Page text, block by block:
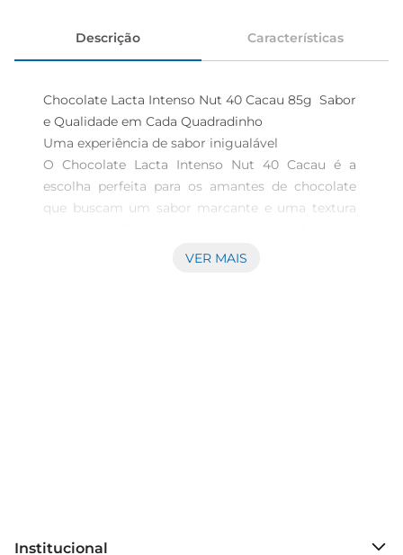
Descrição Características
Chocolate Lacta Intenso Nut 40 Cacau 85g  Sabor
e Qualidade em Cada Quadradinho
Uma experiência de sabor inigualável
O Chocolate Lacta Intenso Nut 40 Cacau é a
escolha perfeita para os amantes de chocolate
que buscam um sabor marcante e uma textura
proporciona um equilíbrio ideal entre o doce e o
VER MAIS
Institucional